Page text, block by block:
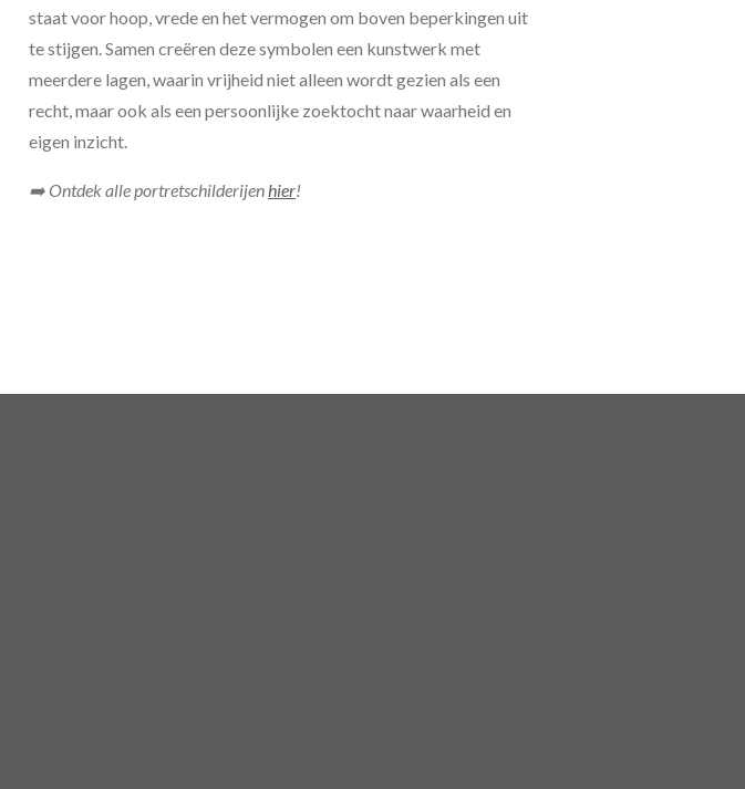
staat voor hoop, vrede en het vermogen om boven beperkingen uit
te stijgen. Samen creëren deze symbolen een kunstwerk met
meerdere lagen, waarin vrijheid niet alleen wordt gezien als een
recht, maar ook als een persoonlijke zoektocht naar waarheid en
eigen inzicht.
➡️ Ontdek alle portretschilderijen hier!